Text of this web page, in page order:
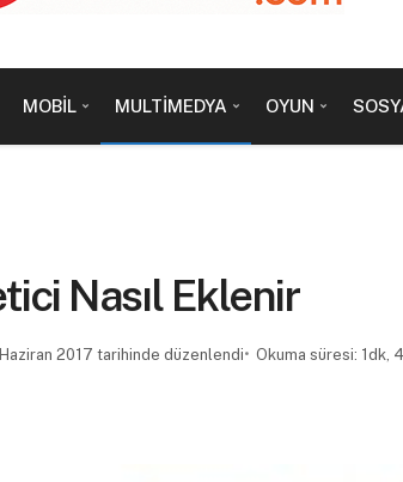
MOBIL MULTIMEDYA OYUN
Nasıl Eklenir
2017 tarihinde düzenlendi Okuma süresi: 1dk,